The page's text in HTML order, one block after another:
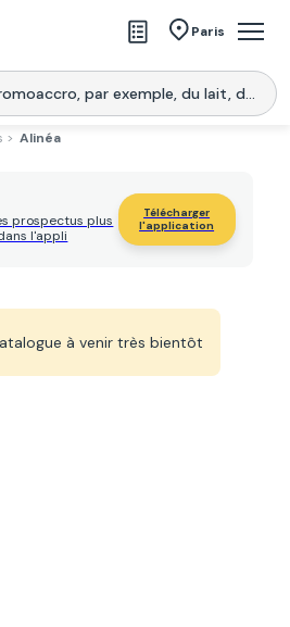
Paris
l'application
> Alinéa
prospectus plus
l'appli
Télécharger
l'application
à venir très bientôt